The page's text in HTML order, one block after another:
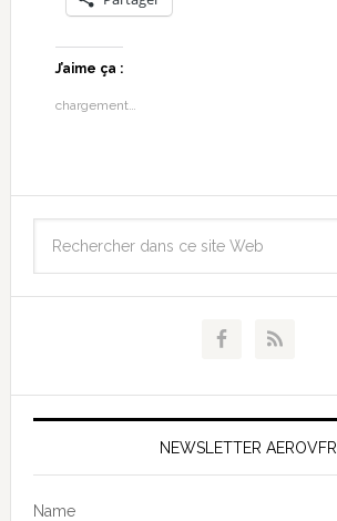
J’aime ça :
chargement…
NEWSLETTER AEROVFR
Name